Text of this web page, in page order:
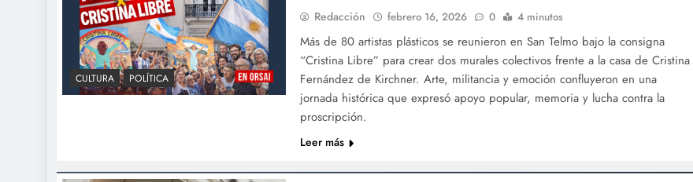
CULTURA POLÍTICA
Redacción febrero 16, 2026 0 4 minutos
Más de 80 artistas plásticos se reunieron en San Telmo bajo la consigna
“Cristina Libre” para crear dos murales colectivos frente a la casa de Cristina
Fernández de Kirchner. Arte, militancia y emoción confluyeron en una
jornada histórica que expresó apoyo popular, memoria y lucha contra la
proscripción.
Leer más